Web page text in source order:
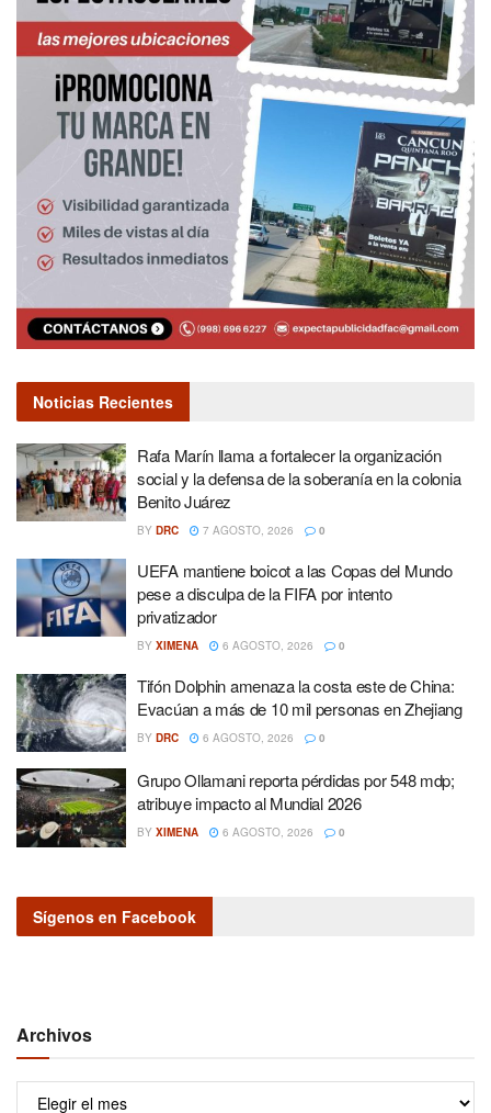
Noticias Recientes
Rafa Marín llama a fortalecer la organización
social y la defensa de la soberanía en la colonia
Benito Juárez
BY DRC 7 AGOSTO, 2026 0
UEFA mantiene boicot a las Copas del Mundo
pese a disculpa de la FIFA por intento
privatizador
BY XIMENA 6 AGOSTO, 2026 0
Tifón Dolphin amenaza la costa este de China:
Evacúan a más de 10 mil personas en Zhejiang
BY DRC 6 AGOSTO, 2026 0
Grupo Ollamani reporta pérdidas por 548 mdp;
atribuye impacto al Mundial 2026
BY XIMENA 6 AGOSTO, 2026 0
Sígenos en Facebook
Archivos